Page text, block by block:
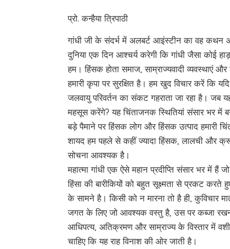
प्रो. कन्हैया त्रिपाठी
गांधी जी के संदर्भ में अलबर्ट आइंस्टीन का वह कथन
दुनिया एक दिन आश्चर्य करेगी कि गांधी जैसा कोई
हम। हिंसक होता समाज, साम्राज्यवादी व्यवस्थाएं
हमारी कृपा पर सुरक्षित है। हम खुद विचार करें कि
जलवायु परिवर्तन का संकट गहराता जा रहा है। जब
महसूस करेंगे? यह चिंताजनक स्थितियां संसार भर में
बड़े पैमाने पर हिंसक लोग और हिंसक उत्पाद हमारी
शायद हम पहले से कहीं ज्यादा हिंसक, लालची
सोचना आवश्यक है।
महात्मा गांधी एक ऐसे महान प्रदीप्ति संसार भर में
हिंसा की बारीकियों को बहुत सूक्ष्मता से प्रकट
के सामने है। किसी को न मारना तो है ही, कुविचार
जगत के लिए जो आवश्यक वस्तु है, उस पर कब्जा
आधिपत्य, अतिक्रमण और साम्राज्य के विस्तार में
चाहिए कि यह राह विनाश की ओर जाती है।